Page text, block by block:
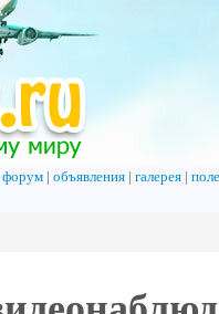
форум объявления галерея